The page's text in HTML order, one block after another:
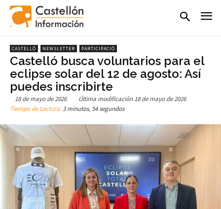
CASTELLÓ NEWSLETTER PARTICIPACIÓ
Castelló busca voluntarios para el
eclipse solar del 12 de agosto: Así
puedes inscribirte
18 de mayo de 2026 Última modificación 18 de mayo de 2026
Tiempo de Lectura:3 minutos, 54 segundos